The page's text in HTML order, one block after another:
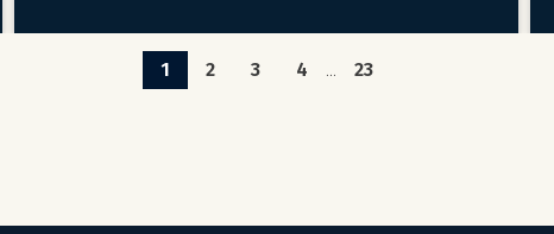
Une cave vient compléter ce bien.
1 2 3 4 ... 23